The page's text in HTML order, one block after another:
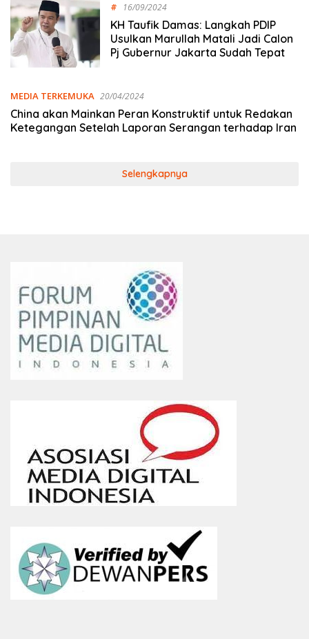
# 16/09/2024
KH Taufik Damas: Langkah PDIP
Usulkan Marullah Matali Jadi Calon
Pj Gubernur Jakarta Sudah Tepat
MEDIA TERKEMUKA 20/04/2024
China akan Mainkan Peran Konstruktif untuk Redakan
Ketegangan Setelah Laporan Serangan terhadap Iran
Selengkapnya